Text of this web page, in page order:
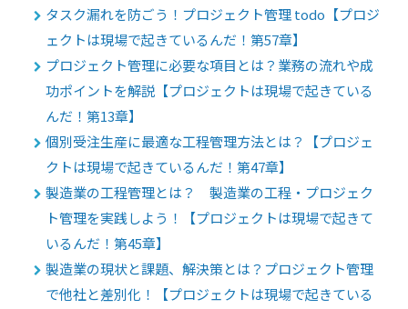
タスク漏れを防ごう！プロジェクト管理 todo【プロジ
ェクトは現場で起きているんだ！第57章】
プロジェクト管理に必要な項目とは？業務の流れや成
功ポイントを解説【プロジェクトは現場で起きている
んだ！第13章】
個別受注生産に最適な工程管理方法とは？【プロジェ
クトは現場で起きているんだ！第47章】
製造業の工程管理とは？ 製造業の工程・プロジェク
ト管理を実践しよう！【プロジェクトは現場で起きて
いるんだ！第45章】
製造業の現状と課題、解決策とは？プロジェクト管理
で他社と差別化！【プロジェクトは現場で起きている